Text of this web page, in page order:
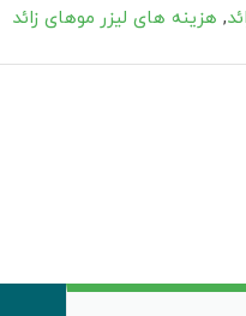
, هزینه های لیزر موهای زائد